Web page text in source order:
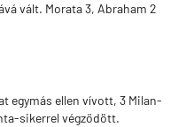
vált. Morata 3, Abraham 2
egymás ellen vívott, 3 Milan-
sikerrel végződött.